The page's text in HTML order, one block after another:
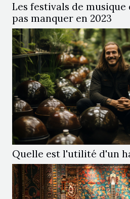
Les festivals de
pas manquer en 2023
Quelle est l'utilité d'un